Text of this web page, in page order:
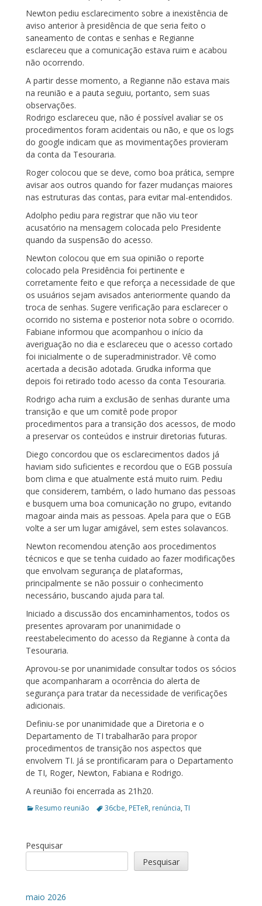
Newton pediu esclarecimento sobre a inexistência de
aviso anterior à presidência de que seria feito o
saneamento de contas e senhas e Regianne
esclareceu que a comunicação estava ruim e acabou
não ocorrendo.
A partir desse momento, a Regianne não estava mais
na reunião e a pauta seguiu, portanto, sem suas
observações.
Rodrigo esclareceu que, não é possível avaliar se os
procedimentos foram acidentais ou não, e que os logs
do google indicam que as movimentações provieram
da conta da Tesouraria.
Roger colocou que se deve, como boa prática, sempre
avisar aos outros quando for fazer mudanças maiores
nas estruturas das contas, para evitar mal-entendidos.
Adolpho pediu para registrar que não viu teor
acusatório na mensagem colocada pelo Presidente
quando da suspensão do acesso.
Newton colocou que em sua opinião o reporte
colocado pela Presidência foi pertinente e
corretamente feito e que reforça a necessidade de que
os usuários sejam avisados anteriormente quando da
troca de senhas. Sugere verificação para esclarecer o
ocorrido no sistema e posterior nota sobre o ocorrido.
Fabiane informou que acompanhou o início da
averiguação no dia e esclareceu que o acesso cortado
foi inicialmente o de superadministrador. Vê como
acertada a decisão adotada. Grudka informa que
depois foi retirado todo acesso da conta Tesouraria.
Rodrigo acha ruim a exclusão de senhas durante uma
transição e que um comitê pode propor
procedimentos para a transição dos acessos, de modo
a preservar os conteúdos e instruir diretorias futuras.
Diego concordou que os esclarecimentos dados já
haviam sido suficientes e recordou que o EGB possuía
bom clima e que atualmente está muito ruim. Pediu
que considerem, também, o lado humano das pessoas
e busquem uma boa comunicação no grupo, evitando
magoar ainda mais as pessoas. Apela para que o EGB
volte a ser um lugar amigável, sem estes solavancos.
Newton recomendou atenção aos procedimentos
técnicos e que se tenha cuidado ao fazer modificações
que envolvam segurança de plataformas,
principalmente se não possuir o conhecimento
necessário, buscando ajuda para tal.
Iniciado a discussão dos encaminhamentos, todos os
presentes aprovaram por unanimidade o
reestabelecimento do acesso da Regianne à conta da
Tesouraria.
Aprovou-se por unanimidade consultar todos os sócios
que acompanharam a ocorrência do alerta de
segurança para tratar da necessidade de verificações
adicionais.
Definiu-se por unanimidade que a Diretoria e o
Departamento de TI trabalharão para propor
procedimentos de transição nos aspectos que
envolvem TI. Já se prontificaram para o Departamento
de TI, Roger, Newton, Fabiana e Rodrigo.
A reunião foi encerrada as 21h20.
Categories
Resumo reunião Tags36cbe, PETeR, renúncia, TI
Pesquisar
Pesquisar
maio 2026